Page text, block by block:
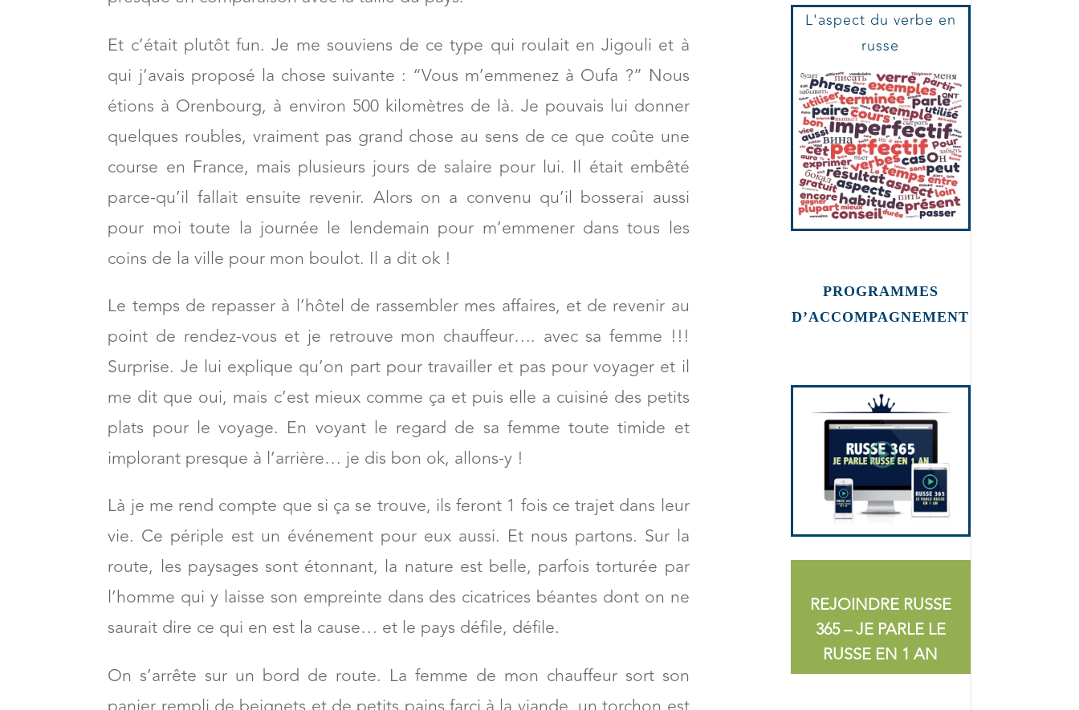
trajets de 500 à 700 kilomètres, ce qui en Russie est une distance ridicule ou
presque en comparaison avec la taille du pays.
Et c’était plutôt fun. Je me souviens de ce type qui roulait en Jigouli et à
qui j’avais proposé la chose suivante : “Vous m’emmenez à Oufa ?” Nous
étions à Orenbourg, à environ 500 kilomètres de là. Je pouvais lui donner
quelques roubles, vraiment pas grand chose au sens de ce que coûte une
course en France, mais plusieurs jours de salaire pour lui. Il était embêté
parce-qu’il fallait ensuite revenir. Alors on a convenu qu’il bosserai aussi
pour moi toute la journée le lendemain pour m’emmener dans tous les
coins de la ville pour mon boulot. Il a dit ok !
Le temps de repasser à l’hôtel de rassembler mes affaires, et de revenir au
point de rendez-vous et je retrouve mon chauffeur…. avec sa femme !!!
Surprise. Je lui explique qu’on part pour travailler et pas pour voyager et il
me dit que oui, mais c’est mieux comme ça et puis elle a cuisiné des petits
plats pour le voyage. En voyant le regard de sa femme toute timide et
implorant presque à l’arrière… je dis bon ok, allons-y !
Là je me rend compte que si ça se trouve, ils feront 1 fois ce trajet dans leur
vie. Ce périple est un événement pour eux aussi. Et nous partons. Sur la
route, les paysages sont étonnant, la nature est belle, parfois torturée par
l’homme qui y laisse son empreinte dans des cicatrices béantes dont on ne
saurait dire ce qui en est la cause… et le pays défile, défile.
L'aspect du verbe en
russe
REJOINDRE RUSSE
365 – JE PARLE LE